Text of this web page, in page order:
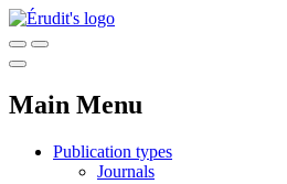
Main Menu
Publication types
Journals